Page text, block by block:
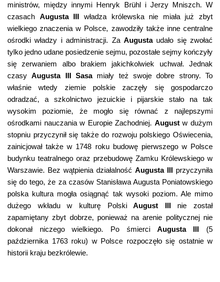
ministrów, między innymi Henryk Brühl i Jerzy Mniszch. W
czasach Augusta III władza królewska nie miała już zbyt
wielkiego znaczenia w Polsce, zawodziły także inne centralne
ośrodki władzy i administracji. Za Augustaudało się zwołać
tylko jedno udane posiedzenie sejmu, pozostałe sejmy kończyły
się zerwaniem albo brakiem jakichkolwiek uchwał. Jednak
czasyAugusta III Sasamiały też swoje dobre strony. To
właśnie wtedy ziemie polskie zaczęły się gospodarczo
odradzać, a szkolnictwo jezuickie i pijarskie stało na tak
wysokim poziomie, że mogło się równać z najlepszymi
ośrodkami nauczania w Europie Zachodniej. Augustw dużym
stopniu przyczynił się także do rozwoju polskiego Oświecenia,
zainicjował także w 1748 roku budowę pierwszego w Polsce
budynku teatralnego oraz przebudowę Zamku Królewskiego w
Warszawie. Bez wątpienia działalność Augusta III przyczyniła
się do tego, że za czasów Stanisława Augusta Poniatowskiego
polska kultura mogła osiągnąć tak wysoki poziom. Ale mimo
dużego wkładu w kulturę PolskiAugust IIInie został
zapamiętany zbyt dobrze, ponieważ na arenie politycznej nie
dokonał niczego wielkiego. Po śmierciAugusta III (5
października 1763 roku) w Polsce rozpoczęło się ostatnie w
historii kraju bezkrólewie.